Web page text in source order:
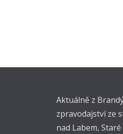
Aktuálně z
zpravodajství ze
nad Labem,